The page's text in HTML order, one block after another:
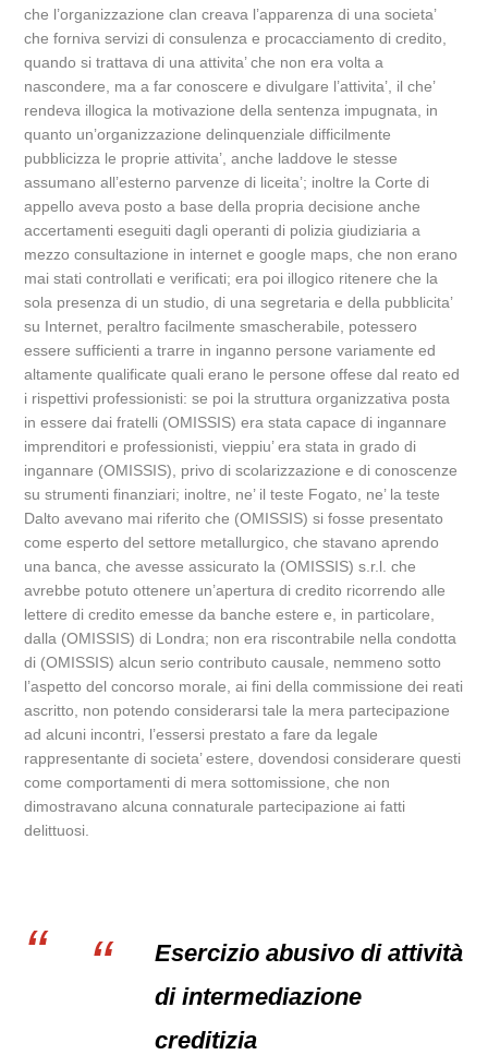
che l’organizzazione clan creava l’apparenza di una societa’
che forniva servizi di consulenza e procacciamento di credito,
quando si trattava di una attivita’ che non era volta a
nascondere, ma a far conoscere e divulgare l’attivita’, il che’
rendeva illogica la motivazione della sentenza impugnata, in
quanto un’organizzazione delinquenziale difficilmente
pubblicizza le proprie attivita’, anche laddove le stesse
assumano all’esterno parvenze di liceita’; inoltre la Corte di
appello aveva posto a base della propria decisione anche
accertamenti eseguiti dagli operanti di polizia giudiziaria a
mezzo consultazione in internet e google maps, che non erano
mai stati controllati e verificati; era poi illogico ritenere che la
sola presenza di un studio, di una segretaria e della pubblicita’
su Internet, peraltro facilmente smascherabile, potessero
essere sufficienti a trarre in inganno persone variamente ed
altamente qualificate quali erano le persone offese dal reato ed
i rispettivi professionisti: se poi la struttura organizzativa posta
in essere dai fratelli (OMISSIS) era stata capace di ingannare
imprenditori e professionisti, vieppiu’ era stata in grado di
ingannare (OMISSIS), privo di scolarizzazione e di conoscenze
su strumenti finanziari; inoltre, ne’ il teste Fogato, ne’ la teste
Dalto avevano mai riferito che (OMISSIS) si fosse presentato
come esperto del settore metallurgico, che stavano aprendo
una banca, che avesse assicurato la (OMISSIS) s.r.l. che
avrebbe potuto ottenere un’apertura di credito ricorrendo alle
lettere di credito emesse da banche estere e, in particolare,
dalla (OMISSIS) di Londra; non era riscontrabile nella condotta
di (OMISSIS) alcun serio contributo causale, nemmeno sotto
l’aspetto del concorso morale, ai fini della commissione dei reati
ascritto, non potendo considerarsi tale la mera partecipazione
ad alcuni incontri, l’essersi prestato a fare da legale
rappresentante di societa’ estere, dovendosi considerare questi
come comportamenti di mera sottomissione, che non
dimostravano alcuna connaturale partecipazione ai fatti
delittuosi.
Esercizio abusivo di attività
di intermediazione
creditizia